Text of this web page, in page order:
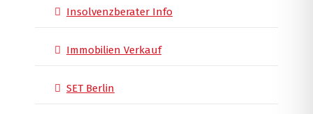
Insolvenzberater Info
Immobilien Verkauf
SET Berlin